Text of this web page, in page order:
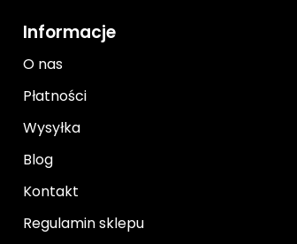
Informacje
O nas
Płatności
Wysyłka
Blog
Kontakt
Regulamin sklepu